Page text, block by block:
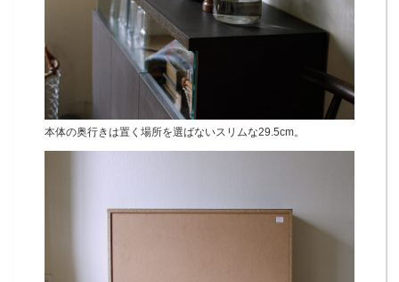
本体の奥行きは置く場所を選ばないスリムな29.5cm。